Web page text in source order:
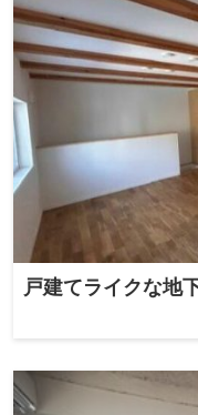
戸建てライクな地